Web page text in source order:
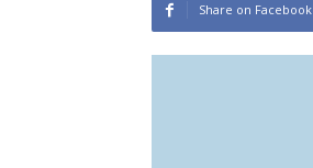
Share on Facebook